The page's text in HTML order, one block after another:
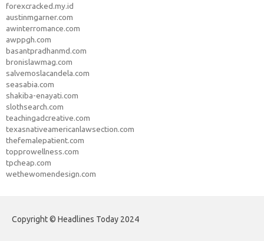
forexcracked.my.id
austinmgarner.com
awinterromance.com
awppgh.com
basantpradhanmd.com
bronislawmag.com
salvemoslacandela.com
seasabia.com
shakiba-enayati.com
slothsearch.com
teachingadcreative.com
texasnativeamericanlawsection.com
thefemalepatient.com
topprowellness.com
tpcheap.com
wethewomendesign.com
Copyright © Headlines Today 2024